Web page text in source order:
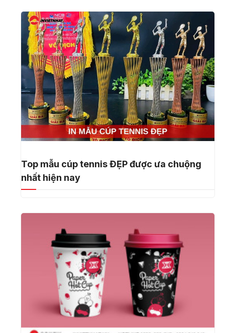
Top mẫu cúp tennis ĐẸP được ưa chuộng
nhất hiện nay